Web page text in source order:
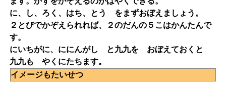
に、し、ろく、はち、とう をまずおぼえましょう。
２とびでかぞえられれば、２のだんの５こはかんたんで
す。
にいちがに、ににんがし と九九を おぼえておくと
九九も やくにたちます。
イメージもたいせつ